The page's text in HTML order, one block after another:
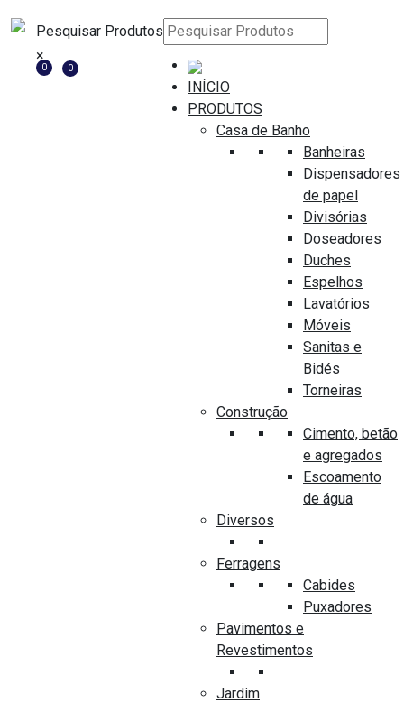
Pesquisar Produtos
×
0 0
INÍCIO
PRODUTOS
Casa de Banho
Banheiras
Dispensadores
de papel
Divisórias
Doseadores
Duches
Espelhos
Lavatórios
Móveis
Sanitas e
Bidés
Torneiras
Construção
Cimento, betão
e agregados
Escoamento
de água
Diversos
Ferragens
Cabides
Puxadores
Pavimentos e
Revestimentos
Jardim